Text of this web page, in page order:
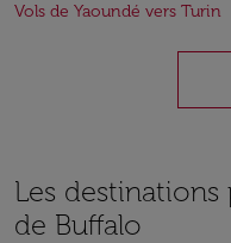
Vols de Yaoundé vers Turin
Les
de Buffalo